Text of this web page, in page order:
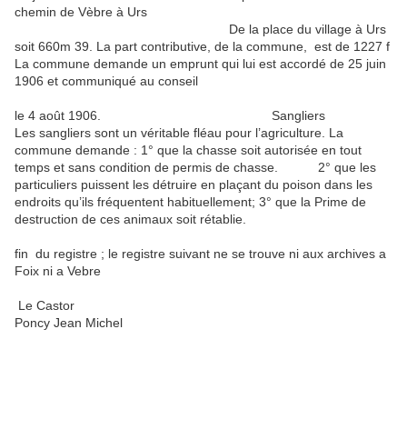
chemin de Vèbre à Urs
De la place du village à Urs
soit 660m 39. La part contributive, de la commune, est de 1227 f
La commune demande un emprunt qui lui est accordé de 25 juin
1906 et communiqué au conseil
le 4 août 1906. Sangliers
Les sangliers sont un véritable fléau pour l’agriculture. La
commune demande : 1° que la chasse soit autorisée en tout
temps et sans condition de permis de chasse. 2° que les
particuliers puissent les détruire en plaçant du poison dans les
endroits qu’ils fréquentent habituellement; 3° que la Prime de
destruction de ces animaux soit rétablie.
fin du registre ; le registre suivant ne se trouve ni aux archives a
Foix ni a Vebre
Le Castor
Poncy Jean Michel